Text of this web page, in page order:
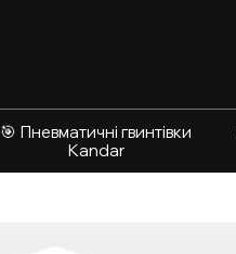
🎯 Пневматичні гвинтівки
Kandar